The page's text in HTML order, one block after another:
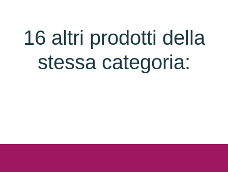
16 altri prodotti della
stessa categoria: